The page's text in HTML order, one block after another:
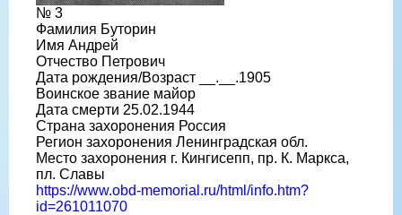
№ 3
Фамилия Буторин
Имя Андрей
Отчество Петрович
Дата рождения/Возраст __.__.1905
Воинское звание майор
Дата смерти 25.02.1944
Страна захоронения Россия
Регион захоронения Ленинградская обл.
Место захоронения г. Кингисепп, пр. К. Маркса,
пл. Славы
https://www.obd-memorial.ru/html/info.htm?
id=261011070